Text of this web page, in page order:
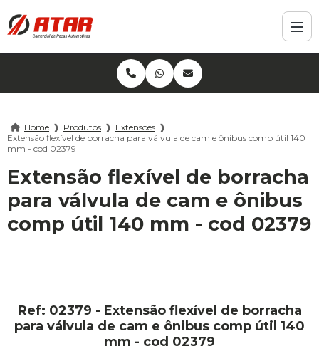
Home ❱ Produtos ❱ Extensões ❱
Extensão flexível de borracha para válvula de cam e ônibus comp útil 140
mm - cod 02379
Extensão flexível de borracha
para válvula de cam e ônibus
comp útil 140 mm - cod 02379
Ref: 02379 - Extensão flexível de borracha
para válvula de cam e ônibus comp útil 140
mm - cod 02379